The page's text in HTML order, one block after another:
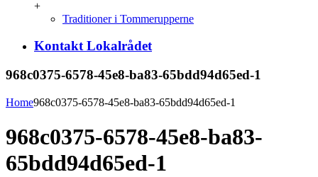
+
Traditioner i Tommerupperne
Kontakt Lokalrådet
968c0375-6578-45e8-ba83-65bdd94d65ed-1
Home968c0375-6578-45e8-ba83-65bdd94d65ed-1
968c0375-6578-45e8-ba83-
65bdd94d65ed-1